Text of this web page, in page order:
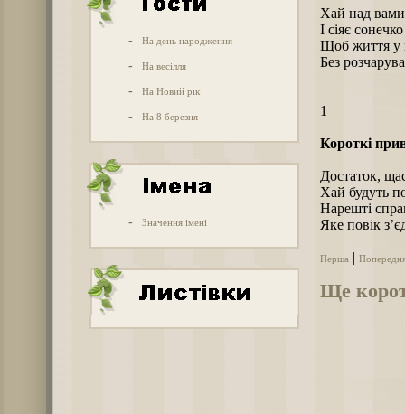
- На день народження
- На весілля
- На Новий рік
- На 8 березня
- Значення імені
Хай над
І сіяє
Щоб життя у
Без
1
Короткі
Достаток,
Хай будуть
Нарешті
Яке повік
Перша
Ще